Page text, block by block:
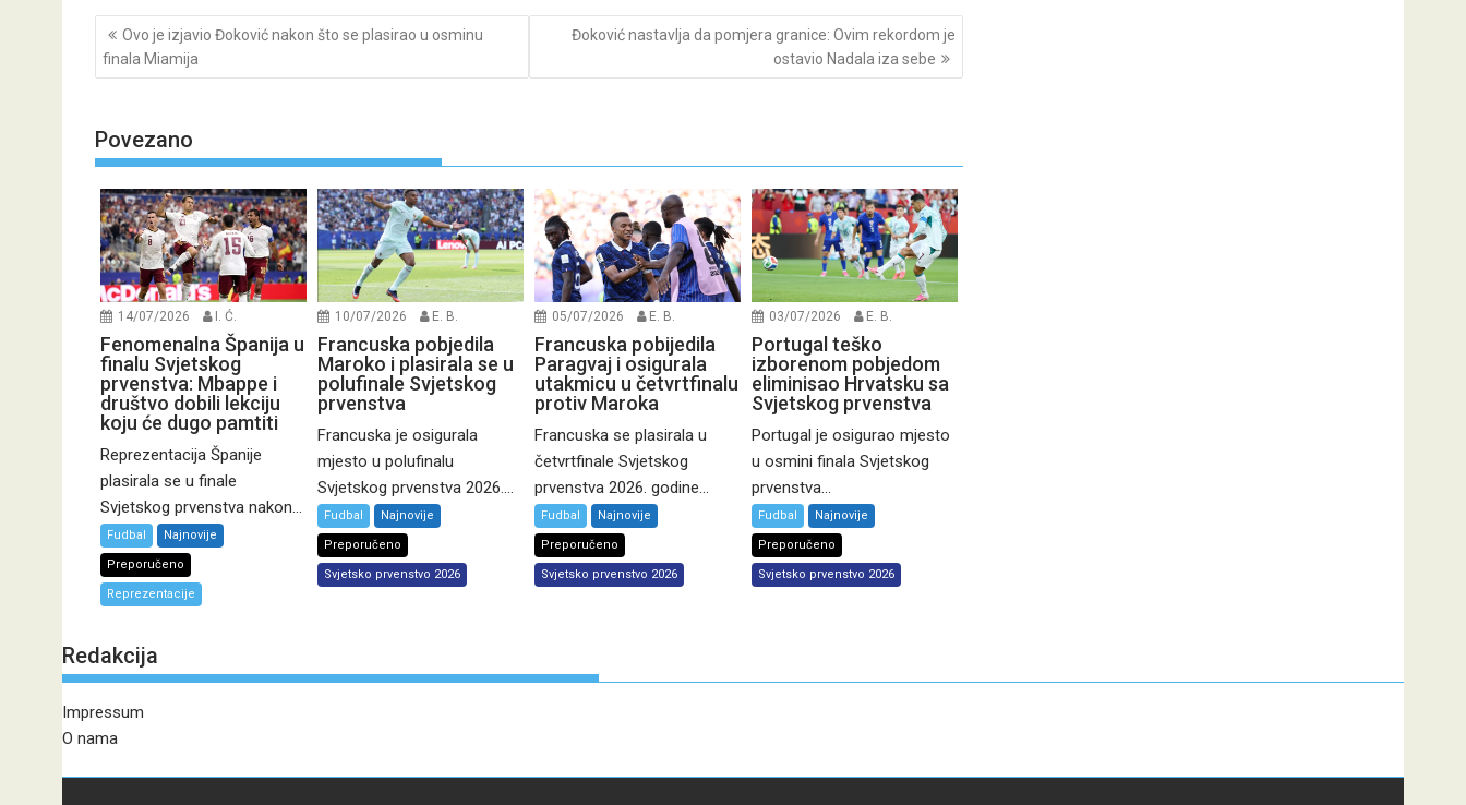
Post
navigation
Ovo je izjavio Đoković nakon što se plasirao u osminu
finala Miamija
Đoković nastavlja da pomjera granice: Ovim rekordom je
ostavio Nadala iza sebe
Povezano
14/07/2026 I. Ć.
Fenomenalna Španija u
finalu Svjetskog
prvenstva: Mbappe i
društvo dobili lekciju
koju će dugo pamtiti
Reprezentacija Španije
plasirala se u finale
Svjetskog prvenstva nakon...
Fudbal Najnovije
Preporučeno
Reprezentacije
10/07/2026 E. B.
Francuska pobjedila
Maroko i plasirala se u
polufinale Svjetskog
prvenstva
Francuska je osigurala
mjesto u polufinalu
Svjetskog prvenstva 2026....
Fudbal Najnovije
Preporučeno
Svjetsko prvenstvo 2026
05/07/2026 E. B.
Francuska pobijedila
Paragvaj i osigurala
utakmicu u četvrtfinalu
protiv Maroka
Francuska se plasirala u
četvrtfinale Svjetskog
prvenstva 2026. godine...
Fudbal Najnovije
Preporučeno
Svjetsko prvenstvo 2026
03/07/2026 E. B.
Portugal teško
izborenom pobjedom
eliminisao Hrvatsku sa
Svjetskog prvenstva
Portugal je osigurao mjesto
u osmini finala Svjetskog
prvenstva...
Fudbal Najnovije
Preporučeno
Svjetsko prvenstvo 2026
Redakcija
Impressum
O nama